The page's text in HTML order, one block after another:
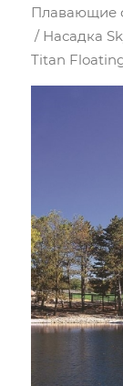
Плавающие
/ Насадка
Titan